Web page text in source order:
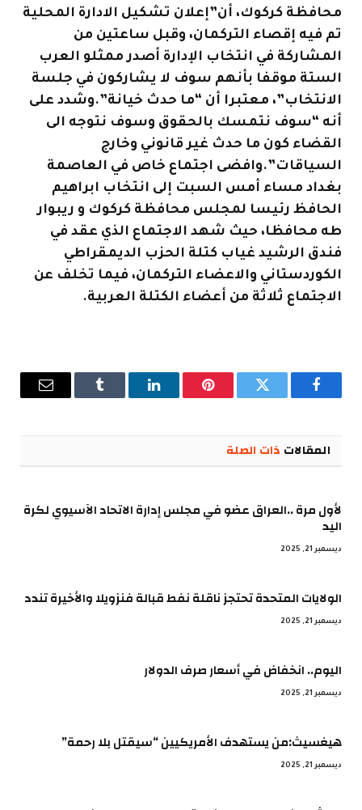
محافظة كركوك، أن”إعلان تشكيل الادارة المحلية
تم فيه إقصاء التركمان، وقبل ساعتين من
المشاركة في انتخاب الإدارة أصدر ممثلو العرب
الستة موقفا بأنهم سوف لا يشاركون في جلسة
الانتخاب”، معتبرا أن “ما حدث خيانة”.وشدد على
أنه “سوف نتمسك بالحقوق وسوف نتوجه الى
القضاء كون ما حدث غير قانوني وخارج
السياقات”.وافضى اجتماع خاص في العاصمة
بغداد مساء أمس السبت إلى انتخاب ابراهيم
الحافظ رئيسا لمجلس محافظة كركوك و ريبوار
طه محافظا، حيث شهد الاجتماع الذي عقد في
فندق الرشيد غياب كتلة الحزب الديمقراطي
الكوردستاني والاعضاء التركمان، فيما تخلف عن
الاجتماع ثلاثة من أعضاء الكتلة العربية.
فيسبوك تويتر بينتيريستلينكدإن Tumblr
البريد
المقالات ذات الصلة
لأول مرة ..العراق عضو في مجلس إدارة الاتحاد الآسيوي لكرة
اليد
ديسمبر 21, 2025
الولايات المتحدة تحتجز ناقلة نفط قبالة فنزويلا والأخيرة تندد
ديسمبر 21, 2025
اليوم.. انخفاض في أسعار صرف الدولار
ديسمبر 21, 2025
هيغسيث:من يستهدف الأمريكيين “سيقتل بلا رحمة”
ديسمبر 21, 2025